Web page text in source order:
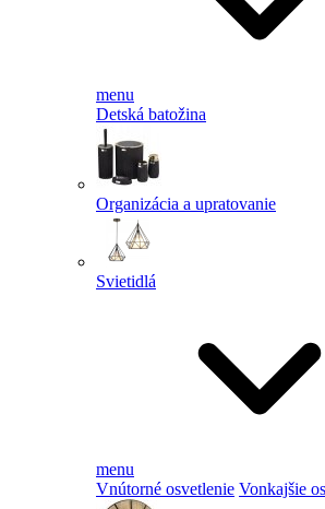
menu
Detská batožina
Organizácia a upratovanie
Svietidlá
menu
Vnútorné osvetlenie Vonkajšie